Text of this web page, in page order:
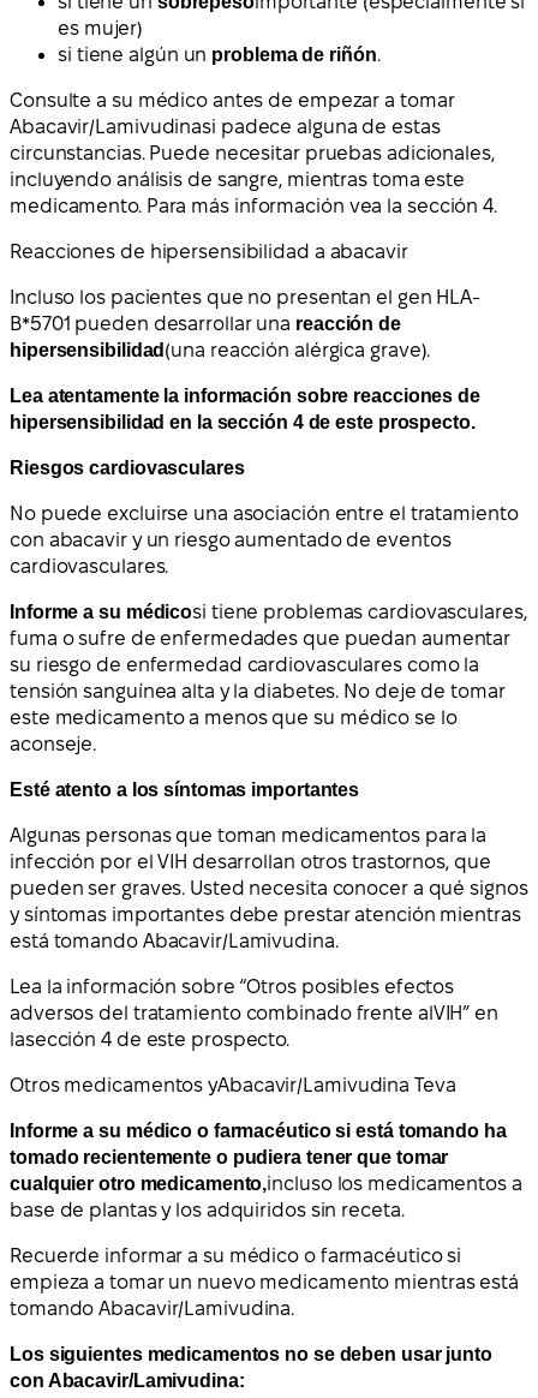
es mujer)
si tiene algún un problema de riñón.
Consulte a su médico antes de empezar a tomar
Abacavir/Lamivudinasi padece alguna de estas
circunstancias. Puede necesitar pruebas adicionales,
incluyendo análisis de sangre, mientras toma este
medicamento. Para más información vea la sección 4.
Reacciones de hipersensibilidad a abacavir
Incluso los pacientes que no presentan el gen HLA-
B*5701 pueden desarrollar una reacción de
hipersensibilidad (una reacción alérgica grave).
Lea atentamente la información sobre reacciones de
hipersensibilidad en la sección 4 de este prospecto.
Riesgos cardiovasculares
No puede excluirse una asociación entre el tratamiento
con abacavir y un riesgo aumentado de eventos
cardiovasculares.
Informe a su médicosi tiene problemas cardiovasculares,
fuma o sufre de enfermedades que puedan aumentar
su riesgo de enfermedad cardiovasculares como la
tensión sanguínea alta y la diabetes. No deje de tomar
este medicamento a menos que su médico se lo
aconseje.
Esté atento a los síntomas importantes
Algunas personas que toman medicamentos para la
infección por el VIH desarrollan otros trastornos, que
pueden ser graves. Usted necesita conocer a qué signos
y síntomas importantes debe prestar atención mientras
está tomando Abacavir/Lamivudina.
Lea la información sobre “Otros posibles efectos
adversos del tratamiento combinado frente alVIH” en
lasección 4 de este prospecto.
Otros medicamentos yAbacavir/Lamivudina Teva
Informe a su médico o farmacéutico si está tomando ha
tomado recientemente o pudiera tener que tomar
cualquier otro medicamento,incluso los medicamentos a
base de plantas y los adquiridos sin receta.
Recuerde informar a su médico o farmacéutico si
empieza a tomar un nuevo medicamento mientras está
tomando Abacavir/Lamivudina.
Los siguientes medicamentos no se deben usar junto
con Abacavir/Lamivudina: